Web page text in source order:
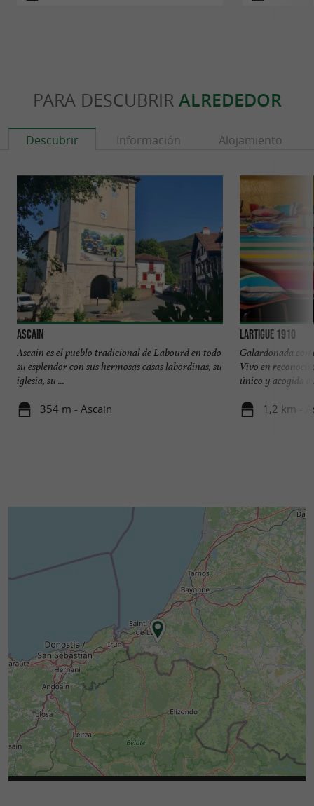
PARA DESCUBRIR ALREDEDOR
Descubrir Información Alojamiento
Ascain
Ascain es el pueblo tradicional de Labourd en todo
su esplendor con sus hermosas casas labordinas, su
iglesia, su ...
354 m - Ascain
Lartigue 1910
Galardonada
Vivo en
único y acogida a
1,2 km -